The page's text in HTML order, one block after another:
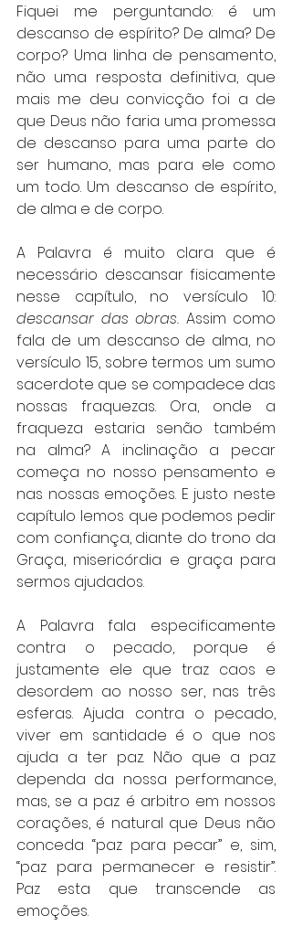
Fiquei me perguntando: é um
descanso de espírito? De alma? De
corpo? Uma linha de pensamento,
não uma resposta definitiva, que
mais me deu convicção foi a de
que Deus não faria uma promessa
de descanso para uma parte do
ser humano, mas para ele como
um todo. Um descanso de espírito,
de alma e de corpo.
A Palavra é muito clara que é
necessário descansar fisicamente
descansar das obras. Assim como
fala de um descanso de alma, no
versículo 15, sobre termos um sumo
sacerdote que se compadece das
nossas fraquezas. Ora, onde a
fraqueza estaria senão também
na alma? A inclinação a pecar
começa no nosso pensamento e
nas nossas emoções. E justo neste
capítulo lemos que podemos pedir
com confiança, diante do trono da
Graça, misericórdia e graça para
sermos ajudados.
A Palavra fala especificamente
contra o pecado, porque é
justamente ele que traz caos e
desordem ao nosso ser, nas três
esferas. Ajuda contra o pecado,
viver em santidade é o que nos
ajuda a ter paz. Não que a paz
dependa da nossa performance,
mas, se a paz é arbitro em nossos
corações, é natural que Deus não
conceda “paz para pecar” e, sim,
“paz para permanecer e resistir”.
Paz esta que transcende as
emoções.